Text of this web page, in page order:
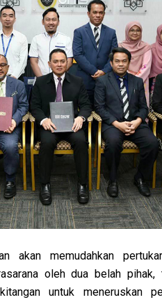
akan memudahkan
oleh dua belah
untuk meneruskan